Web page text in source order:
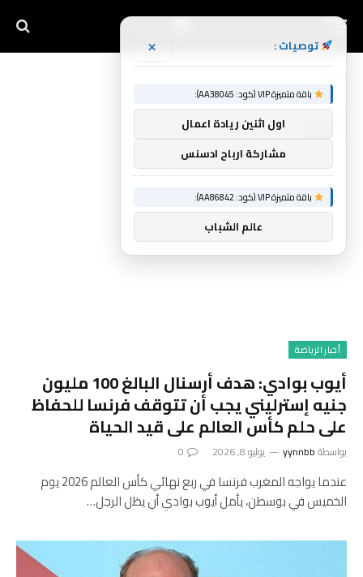
أخبار الرياضة
أيوب بوادي: هدف أرسنال البالغ 100 مليون
جنيه إسترليني يجب أن تتوقف فرنسا للحفاظ
على حلم كأس العالم على قيد الحياة
بواسطةyynnbb يوليو 8, 2026 0
عندما يواجه المغرب فرنسا في ربع نهائي كأس العالم 2026 يوم
الخميس في بوسطن، يأمل أيوب بوادي أن يظل الرجل…
توصيات : ×
باقة متميزة VIP (كود: AA38045):
اول اثنين ريادة اعمال
مشاركة ارباح ادسنس
باقة متميزة VIP (كود: AA86842):
عالم الشباب